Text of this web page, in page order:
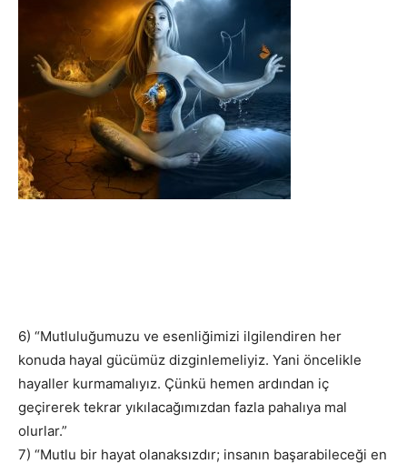
6) “Mutluluğumuzu ve esenliğimizi ilgilendiren her
konuda hayal gücümüz dizginlemeliyiz. Yani öncelikle
hayaller kurmamalıyız. Çünkü hemen ardından iç
geçirerek tekrar yıkılacağımızdan fazla pahalıya mal
olurlar.”
7) “Mutlu bir hayat olanaksızdır; insanın başarabileceği en